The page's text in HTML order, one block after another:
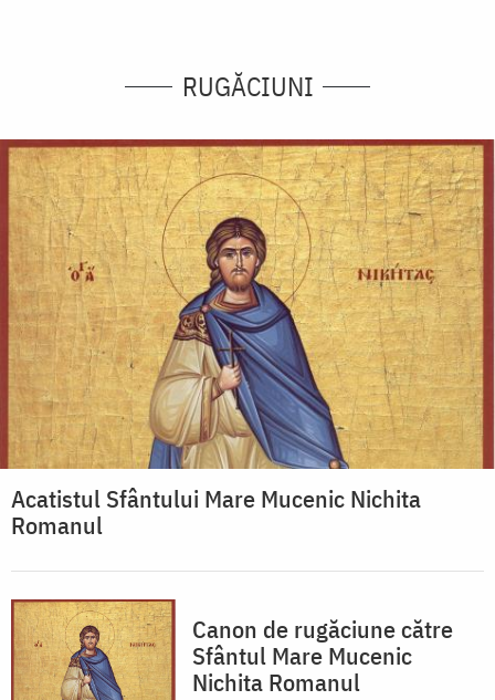
RUGĂCIUNI
Acatistul Sfântului Mare Mucenic Nichita
Romanul
Canon de rugăciune către
Sfântul Mare Mucenic
Nichita Romanul